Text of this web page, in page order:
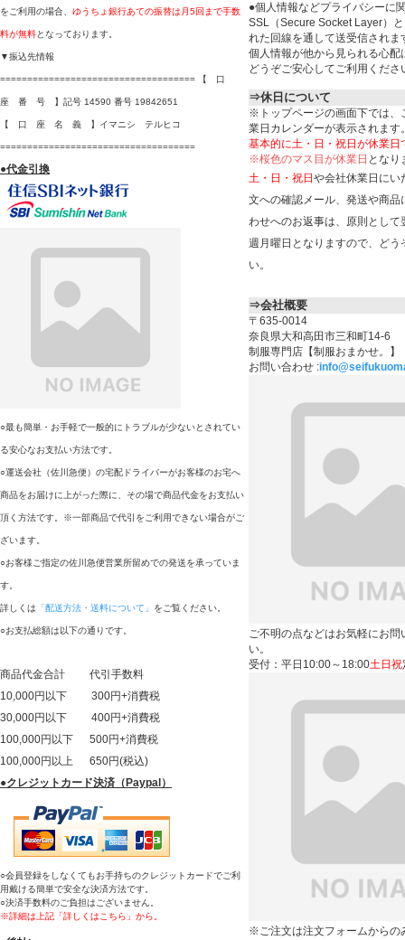
をご利用の場合、 ゆうちょ銀行あての振替は月5回まで手数
料が無料となっております。
▼振込先情報
==================================== 【 口
座 番 号 】記号 14590 番号 19842651
【 口 座 名 義 】イマニシ テルヒコ
====================================
●代金引換
○最も簡単・お手軽で一般的にトラブルが少ないとされてい
る安心なお支払い方法です。
○運送会社（佐川急便）の宅配ドライバーがお客様のお宅へ
商品をお届けに上がった際に、その場で商品代金をお支払い
頂く方法です。※一部商品で代引をご利用できない場合がご
ざいます。
○お客様ご指定の佐川急便営業所留めでの発送を承っていま
す。
詳しくは 「配送方法・送料について」 をご覧ください。
○お支払総額は以下の通りです。
商品代金合計 代引手数料
10,000円以下 300円+消費税
30,000円以下 400円+消費税
100,000円以下 500円+消費税
100,000円以上 650円(税込)
●クレジットカード決済（Paypal）
○会員登録をしなくてもお手持ちのクレジットカードでご利
用戴ける簡単で安全な決済方法です。
○決済手数料のご負担はございません。
※詳細は上記「詳しくはこちら」から。
●個人情報などプライバシーに
SSL（Secure Socket Layer）
れた回線を通して送受信されま
個人情報が他から見られる心配
どうぞご安心してご利用くださ
⇒休日について
※トップページの画面下では、
業日カレンダーが表示されます
基本的に土・日・祝日が休業日
※桜色のマス目が休業日 となり
土・日・祝日 や会社休業日にい
文への確認メール、発送や商品
わせへのお返事は、原則として
週月曜日となりますので、どう
い。
⇒会社概要
〒635-0014
奈良県大和高田市三和町14-6
制服専門店【制服おまかせ。】
お問い合わせ :
ご不明の点などはお気軽にお問
い。
受付：平日10:00～18:00土日祝
※ご注文は注文フォームからの